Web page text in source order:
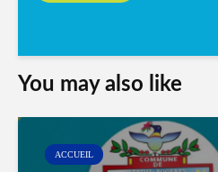
You may also like
ACCUEIL